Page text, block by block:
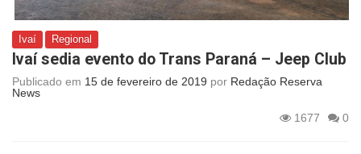
Ivaí Regional
Ivaí sedia evento do Trans Paraná – Jeep Club
Publicado em 15 de fevereiro de 2019 por Redação Reserva
News
1677
0